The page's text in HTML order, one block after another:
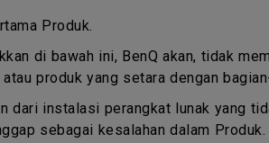
Produk.
di bawah ini, BenQ akan, tidak
produk yang setara dengan
instalasi perangkat lunak yang
sebagai kesalahan dalam Produk.